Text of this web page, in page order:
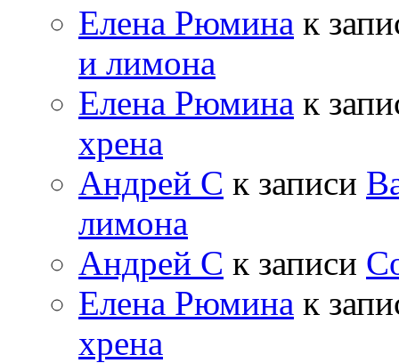
Елена Рюмина к
и лимона
Елена Рюмина к
хрена
Андрей С к записи
лимона
Андрей С к записи
Елена Рюмина к
хрена